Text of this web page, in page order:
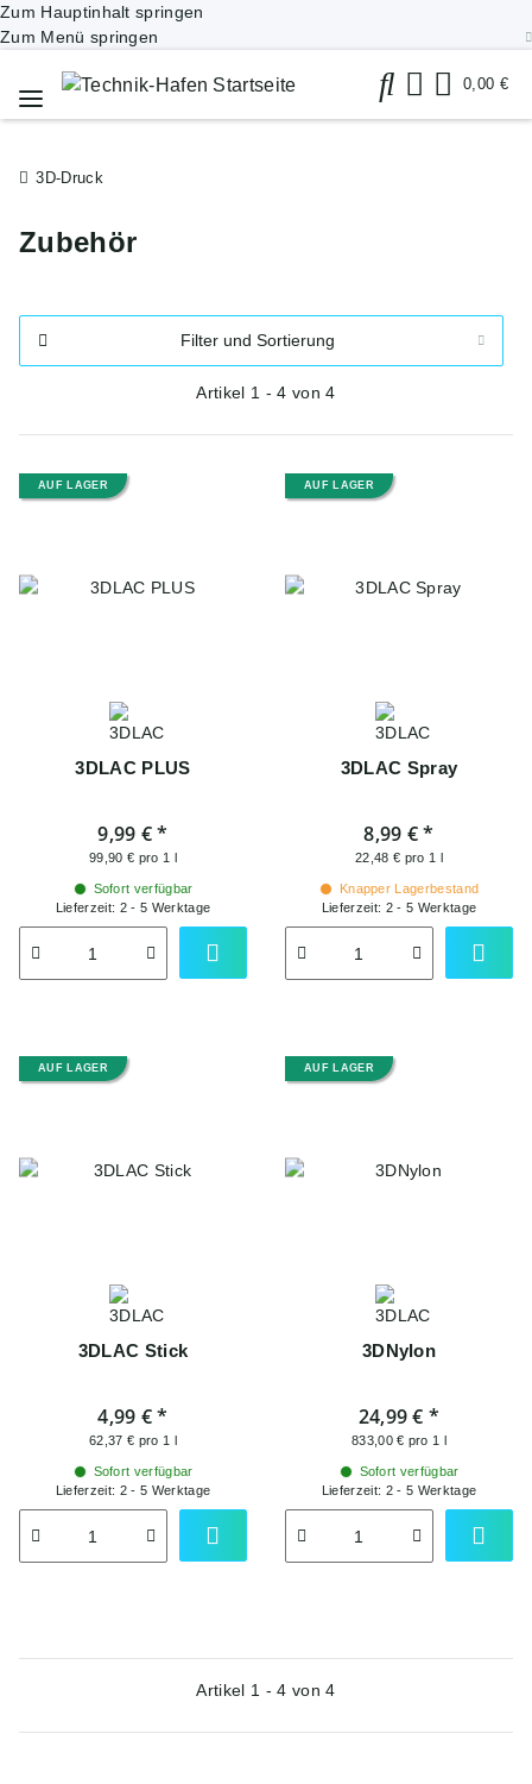
Zum Hauptinhalt springen
Zum Menü springen
0,00 €
3D-Druck
Zubehör
Filter und Sortierung
Artikel 1 - 4 von 4
AUF LAGER
3DLAC PLUS
9,99 €*
99,90 € pro 1 l
Sofort verfügbar
Lieferzeit: 2 - 5 Werktage
AUF LAGER
3DLAC Spray
8,99 €*
22,48 € pro 1 l
Knapper Lagerbestand
Lieferzeit: 2 - 5 Werktage
AUF LAGER
3DLAC Stick
4,99 €*
62,37 € pro 1 l
Sofort verfügbar
Lieferzeit: 2 - 5 Werktage
AUF LAGER
3DNylon
24,99 €*
833,00 € pro 1 l
Sofort verfügbar
Lieferzeit: 2 - 5 Werktage
Artikel 1 - 4 von 4